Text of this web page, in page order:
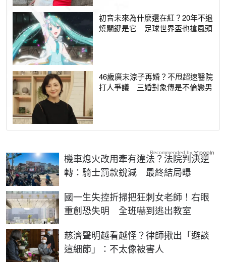
初音未來為什麼還在紅？20年不退
燒關鍵是它 足球世界盃也搶風頭
46歲廣末涼子再婚？不甩超速醫院
打人爭議 三婚對象傳是不倫戀男
機車熄火改用牽有違法？法院判決逆
轉：騎士罰款銳減 最終結局曝
國一生失控折掃把狂刺女老師！右眼
重創恐失明 全班嚇到逃出教室
慈濟聲明越看越怪？律師揪出「避談
這細節」：不太像被害人
Recommended by